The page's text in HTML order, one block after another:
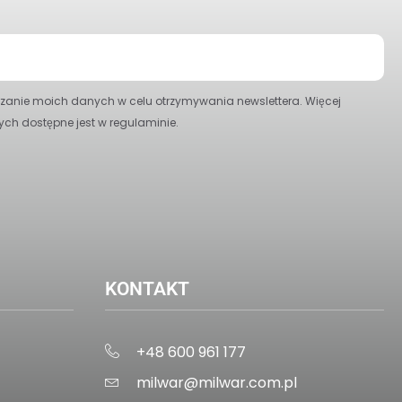
moich danych w celu otrzymywania newslettera. Więcej
dostępne jest w regulaminie.
KONTAKT
+48 600 961 177
milwar@milwar.com.pl